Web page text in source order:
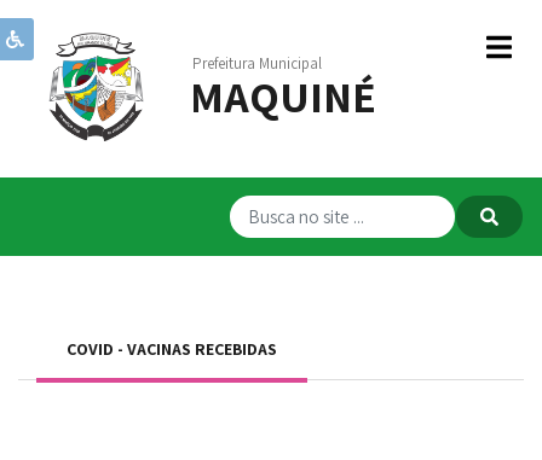
Prefeitura Municipal
MAQUINÉ
Institucional
Governo
ServiçosCOVID - VACINAS RECEBIDAS